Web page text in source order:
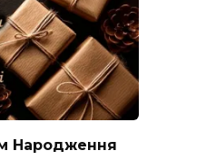
Народження